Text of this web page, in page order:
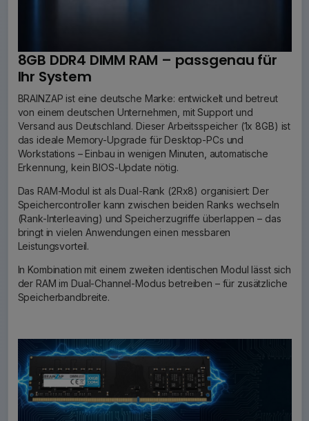
8GB DDR4 DIMM RAM – passgenau für
Ihr System
BRAINZAP ist eine deutsche Marke: entwickelt und betreut
von einem deutschen Unternehmen, mit Support und
Versand aus Deutschland. Dieser Arbeitsspeicher (1x 8GB) ist
das ideale Memory-Upgrade für Desktop-PCs und
Workstations – Einbau in wenigen Minuten, automatische
Erkennung, kein BIOS-Update nötig.
Das RAM-Modul ist als Dual-Rank (2Rx8) organisiert: Der
Speichercontroller kann zwischen beiden Ranks wechseln
(Rank-Interleaving) und Speicherzugriffe überlappen – das
bringt in vielen Anwendungen einen messbaren
Leistungsvorteil.
In Kombination mit einem zweiten identischen Modul lässt sich
der RAM im Dual-Channel-Modus betreiben – für zusätzliche
Speicherbandbreite.